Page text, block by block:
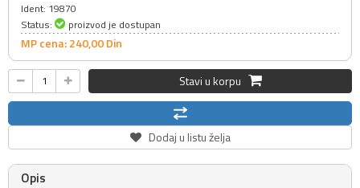
Ident: 19870
Status:
proizvod je dostupan
MP cena: 240,00Din
Stavi u korpu
Dodaj u listu želja
Opis